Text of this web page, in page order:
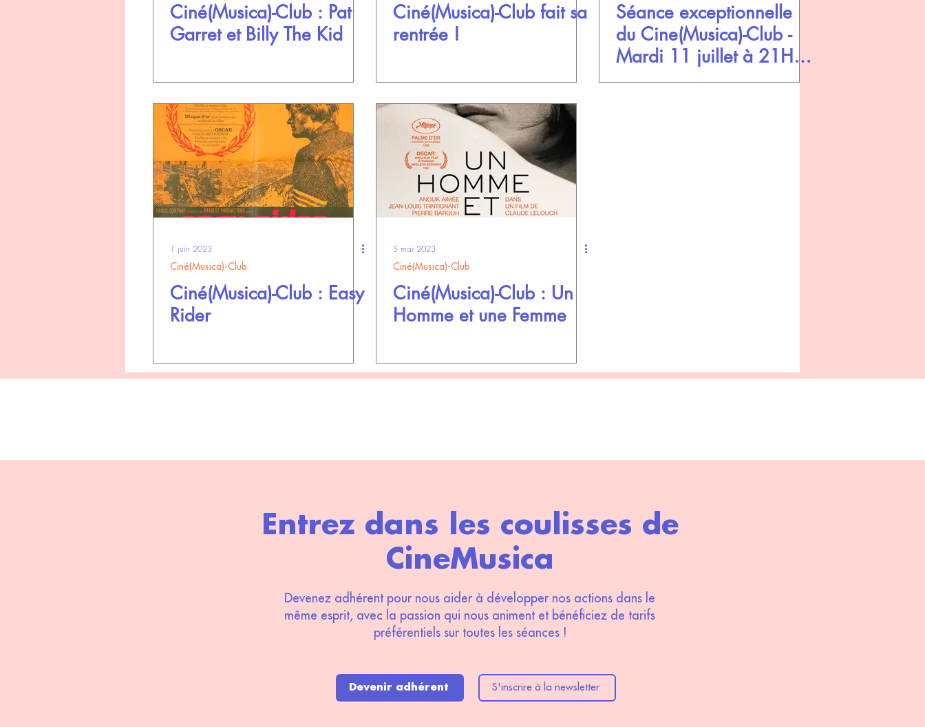
Ciné(Musica)-Club : Pat
Garret et Billy The Kid
Ciné(Musica)-Club fait sa
rentrée !
Séance exceptionnelle
du Cine(Musica)-Club -
Mardi 11 juillet à 21H30
au Fogata - En plein air.
1 juin 2023
Ciné(Musica)-Club
Ciné(Musica)-Club : Easy
Rider
5 mai 2023
Ciné(Musica)-Club
Ciné(Musica)-Club : Un
Homme et une Femme
Entrez dans les coulisses de
CineMusica
Devenez adhérent pour nous aider à développer nos actions dans le
même esprit, avec la passion qui nous animent et bénéficiez de tarifs
préférentiels sur toutes les séances !
Devenir adhérent S'inscrire à la newsletter